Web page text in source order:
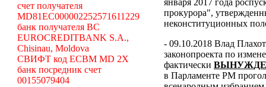
счет получателя
MD81EC000002252571611229
банк получателя BC
EUROCREDITBANK S.A.,
Chisinau, Moldova
СВИФТ код ECBM MD 2X
банк посредник счет
00155079404
января 2017 года
прокурора",
неконституционных
- 09.10.2018 Влад
законопроекта по
фактически
в Парламенте РМ